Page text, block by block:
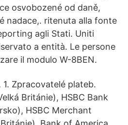
osvobozené od daně,
nadace,. ritenuta alla fonte
agli Stati. Uniti
a entità. Le persone
il modulo W-8BEN.
Zpracovatelé plateb.
Británie), HSBC Bank
HSBC Merchant